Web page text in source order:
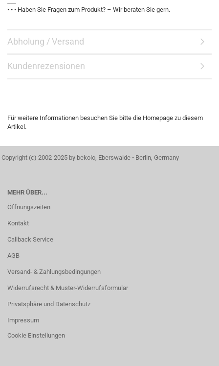
• • • Haben Sie Fragen zum Produkt? – Wir beraten Sie gern.
Abholung / Versand
Kundenrezensionen
Für weitere Informationen besuchen Sie bitte die Homepage zu diesem
Artikel.
Copyright (c) 2002-2025 by bekolo, Eberswalde • Berlin, Germany
MEHR ÜBER...
Öffnungszeiten
Kontakt
Callback Service
AGB
Versand- & Zahlungsbedingungen
Widerrufsrecht & Muster-Widerrufsformular
Privatsphäre und Datenschutz
Impressum
Cookie Einstellungen